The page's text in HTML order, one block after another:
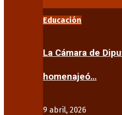
Educación
La Cámara de
homenajeó…
9 abril, 2026